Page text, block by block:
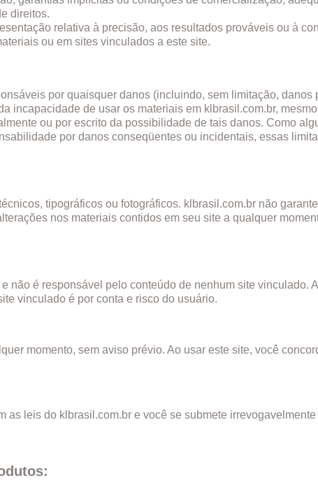
direitos.
relativa à precisão, aos resultados prováveis ​​ou à
ou em sites vinculados a este site.
​​por quaisquer danos (incluindo, sem limitação, danos
incapacidade de usar os materiais em klbrasil.com.br,
ou por escrito da possibilidade de tais danos. Como
por danos conseqüentes ou incidentais, essas
tipográficos ou fotográficos. klbrasil.com.br não
nos materiais contidos em seu site a qualquer
não é responsável pelo conteúdo de nenhum site vinculado.
vinculado é por conta e risco do usuário.
momento, sem aviso prévio. Ao usar este site, você
as leis do klbrasil.com.br e você se submete